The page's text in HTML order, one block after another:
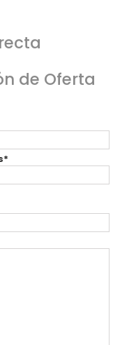
de Oferta